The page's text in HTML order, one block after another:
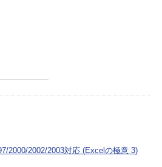
2000/2002/2003対応 (Excelの極意 3)